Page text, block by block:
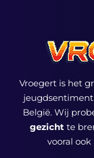
Vroegert is het
België. Wij
gezicht te
vooral